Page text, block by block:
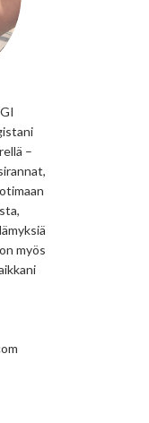
–
myös